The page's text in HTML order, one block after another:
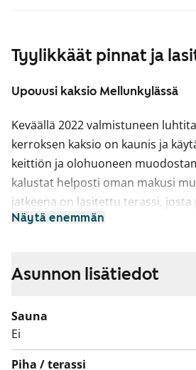
Tyylikkäät pinnat ja
Upouusi kaksio Mellunkylässä
Keväällä 2022 valmistuneen
kerroksen kaksio on kaunis ja
keittiön ja olohuoneen
kalustat helposti oman makusi
jatkeena on lasitettu terassi, josta
kautta pihalle. Kodin
Linjakkaassa avokeittiössä on
alakaappien välinen tila on
hillitysti kuvioitua terästä.
induktiokeittotaso, kalusteuuni,
Näytä enemmän
Asunnon lisätiedot
Sauna
Ei
Piha / terassi